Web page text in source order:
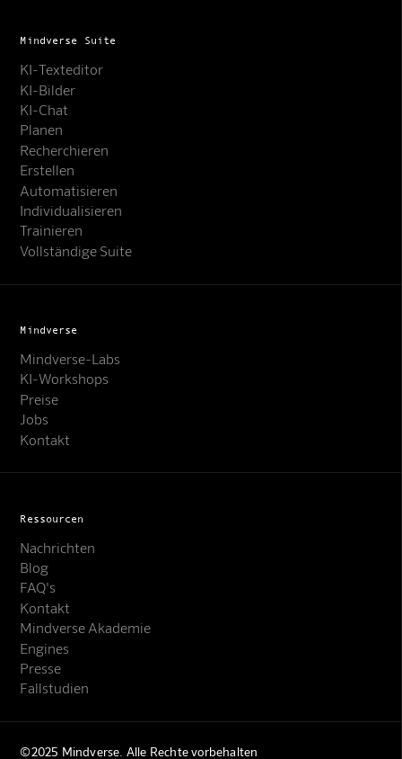
Online · KI-Assistent
Mindverse
Mindverse Suite
KI-Texteditor
KI-Bilder
KI-Chat
Planen
Recherchieren
Erstellen
Automatisieren
Individualisieren
Trainieren
Vollständige Suite
Mindverse
Mindverse-Labs
KI-Workshops
Preise
Jobs
Kontakt
Ressourcen
Nachrichten
Blog
FAQ's
Kontakt
Mindverse Akademie
Engines
Presse
Fallstudien
©2025 Mindverse. Alle Rechte vorbehalten